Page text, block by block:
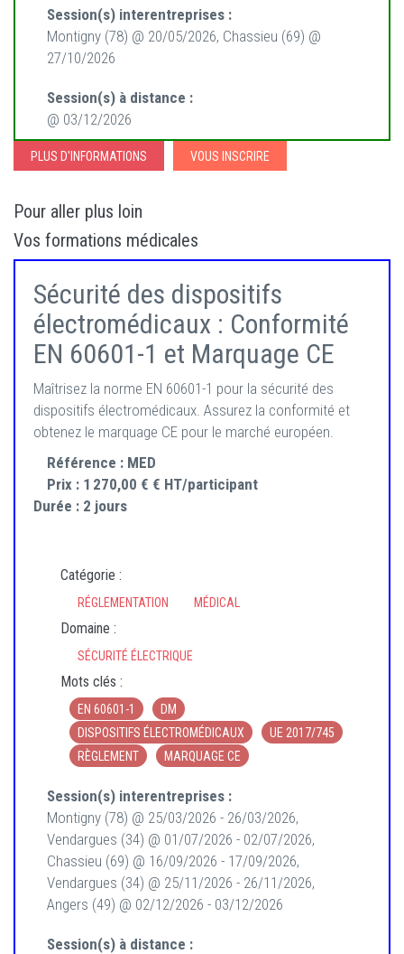
Session(s) interentreprises :
Montigny (78) @ 20/05/2026, Chassieu (69) @
27/10/2026
Session(s) à distance :
@ 03/12/2026
PLUS D'INFORMATIONS VOUS INSCRIRE
Pour aller plus loin
Vos formations médicales
Sécurité des dispositifs
électromédicaux : Conformité
EN 60601-1 et Marquage CE
Maîtrisez la norme EN 60601-1 pour la sécurité des
dispositifs électromédicaux. Assurez la conformité et
obtenez le marquage CE pour le marché européen.
Référence : MED
Prix : 1 270,00 € € HT/participant
Durée : 2 jours
Catégorie :
RÉGLEMENTATION MÉDICAL
Domaine :
SÉCURITÉ ÉLECTRIQUE
Mots clés :
EN 60601-1
DM
DISPOSITIFS ÉLECTROMÉDICAUX
UE 2017/745
RÈGLEMENT
MARQUAGE CE
Session(s) interentreprises :
Montigny (78) @ 25/03/2026 - 26/03/2026,
Vendargues (34) @ 01/07/2026 - 02/07/2026,
Chassieu (69) @ 16/09/2026 - 17/09/2026,
Vendargues (34) @ 25/11/2026 - 26/11/2026,
Angers (49) @ 02/12/2026 - 03/12/2026
Session(s) à distance :